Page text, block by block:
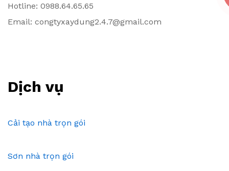
Hotline: 0988.64.65.65
Email: congtyxaydung2.4.7@gmail.com
Dịch vụ
Cải tạo nhà trọn gói
Sơn nhà trọn gói